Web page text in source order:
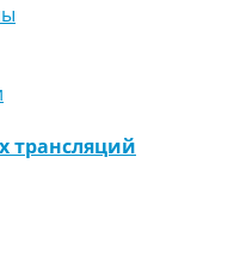
трансляций